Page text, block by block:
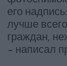
его
лучше
граждан,
– написал